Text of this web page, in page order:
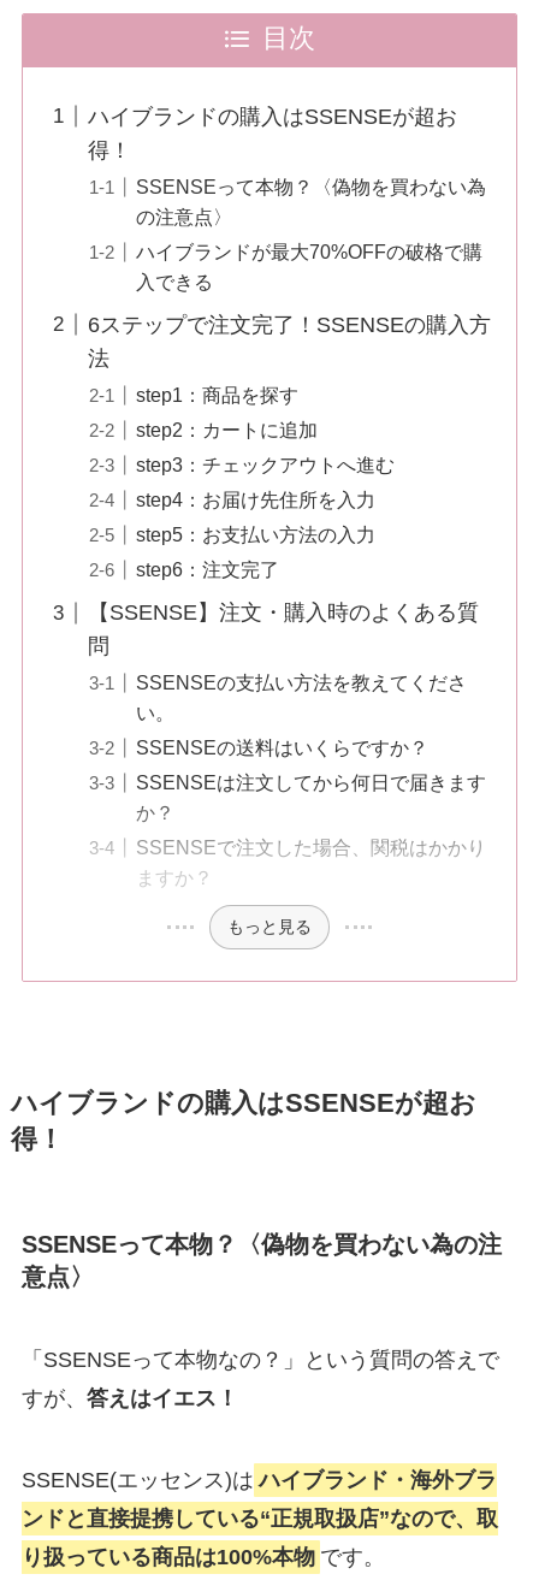
目次
ハイブランドの購入はSSENSEが超お
得！
SSENSEって本物？〈偽物を買わない為
の注意点〉
ハイブランドが最大70%OFFの破格で購
入できる
6ステップで注文完了！SSENSEの購入方
法
step1：商品を探す
step2：カートに追加
step3：チェックアウトへ進む
step4：お届け先住所を入力
step5：お支払い方法の入力
step6：注文完了
【SSENSE】注文・購入時のよくある質
問
SSENSEの支払い方法を教えてくださ
い。
SSENSEの送料はいくらですか？
SSENSEは注文してから何日で届きます
か？
SSENSEで注文した場合、関税はかかり
ますか？
もっと見る
ハイブランドの購入はSSENSEが超お
得！
SSENSEって本物？〈偽物を買わない為の注
意点〉
「SSENSEって本物なの？」という質問の答えで
すが、 答えはイエス！
SSENSE(エッセンス)は ハイブランド・海外ブラ
ンドと直接提携している“正規取扱店”なので、取
り扱っている商品は100%本物 です。